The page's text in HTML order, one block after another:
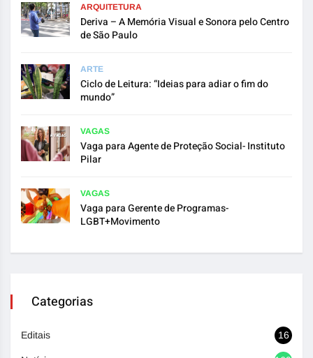
ARQUITETURA
Deriva – A Memória Visual e Sonora pelo Centro
de São Paulo
ARTE
Ciclo de Leitura: “Ideias para adiar o fim do
mundo”
VAGAS
Vaga para Agente de Proteção Social- Instituto
Pilar
VAGAS
Vaga para Gerente de Programas-
LGBT+Movimento
Categorias
Editais 16